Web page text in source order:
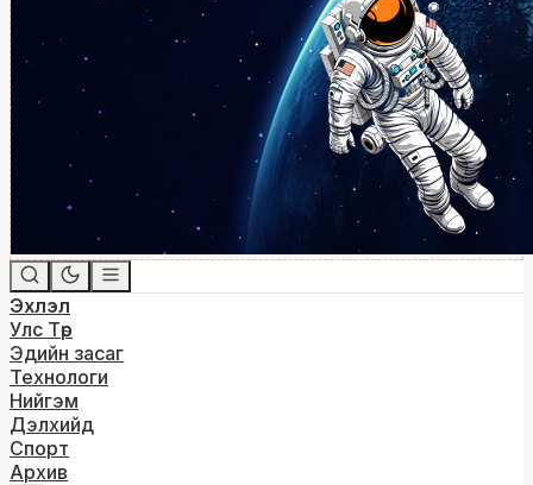
Эхлэл
Улс Төр
Эдийн засаг
Технологи
Нийгэм
Дэлхийд
Спорт
Архив